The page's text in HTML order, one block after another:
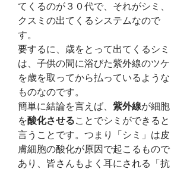
てくるのが３０代で、それがシミ、
クスミの出てくるシステムなので
す。
要するに、歳をとって出てくるシミ
は、子供の間に浴びた紫外線のツケ
を歳を取ってから払っているような
ものなのです。
簡単に結論を言えば、 紫外線が細胞
を酸化させることでシミができると
言うことです。つまり「シミ」は皮
膚細胞の酸化が原因で起こるもので
あり、皆さんもよく耳にされる「抗